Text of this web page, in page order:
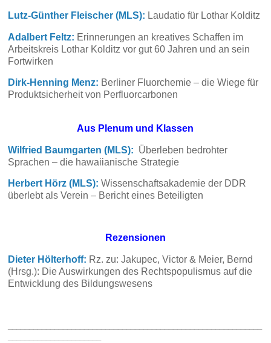
Lutz-Günther Fleischer (MLS): Laudatio für Lothar Kolditz
Adalbert Feltz: Erinnerungen an kreatives Schaffen im
Arbeitskreis Lothar Kolditz vor gut 60 Jahren und an sein
Fortwirken
Dirk-Henning Menz: Berliner Fluorchemie – die Wiege für
Produktsicherheit von Perfluorcarbonen
Aus Plenum und Klassen
Wilfried Baumgarten (MLS): Überleben bedrohter
Sprachen – die hawaiianische Strategie
Herbert Hörz (MLS): Wissenschaftsakademie der DDR
überlebt als Verein – Bericht eines Beteiligten
Rezensionen
Dieter Hölterhoff: Rz. zu: Jakupec, Victor & Meier, Bernd
(Hrsg.): Die Auswirkungen des Rechtspopulismus auf die
Entwicklung des Bildungswesens